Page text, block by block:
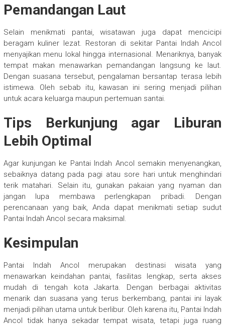
Pemandangan Laut
Selain menikmati pantai, wisatawan juga dapat mencicipi
beragam kuliner lezat. Restoran di sekitar Pantai Indah Ancol
menyajikan menu lokal hingga internasional. Menariknya, banyak
tempat makan menawarkan pemandangan langsung ke laut.
Dengan suasana tersebut, pengalaman bersantap terasa lebih
istimewa. Oleh sebab itu, kawasan ini sering menjadi pilihan
untuk acara keluarga maupun pertemuan santai.
Tips Berkunjung agar Liburan
Lebih Optimal
Agar kunjungan ke Pantai Indah Ancol semakin menyenangkan,
sebaiknya datang pada pagi atau sore hari untuk menghindari
terik matahari. Selain itu, gunakan pakaian yang nyaman dan
jangan lupa membawa perlengkapan pribadi. Dengan
perencanaan yang baik, Anda dapat menikmati setiap sudut
Pantai Indah Ancol secara maksimal.
Kesimpulan
Pantai Indah Ancol merupakan destinasi wisata yang
menawarkan keindahan pantai, fasilitas lengkap, serta akses
mudah di tengah kota Jakarta. Dengan berbagai aktivitas
menarik dan suasana yang terus berkembang, pantai ini layak
menjadi pilihan utama untuk berlibur. Oleh karena itu, Pantai Indah
Ancol tidak hanya sekadar tempat wisata, tetapi juga ruang